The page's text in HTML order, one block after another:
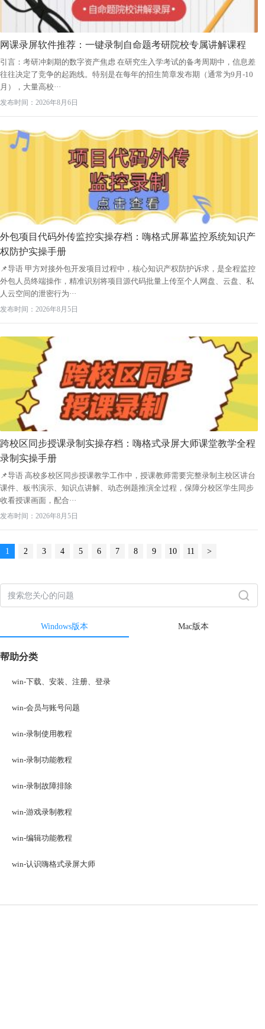
网课录屏软件推荐：一键录制自命题考研院校专属讲解课程
引言：考研冲刺期的数字资产焦虑 在研究生入学考试的备考周期中，信息差
往往决定了竞争的起跑线。特别是在每年的招生简章发布期（通常为9月-10
月），大量高校···
发布时间：2026年8月6日
外包项目代码外传监控实操存档：嗨格式屏幕监控系统知识产
权防护实操手册
📌导语 甲方对接外包开发项目过程中，核心知识产权防护诉求，是全程监控
外包人员终端操作，精准识别将项目源代码批量上传至个人网盘、云盘、私
人云空间的泄密行为···
发布时间：2026年8月5日
跨校区同步授课录制实操存档：嗨格式录屏大师课堂教学全程
录制实操手册
📌导语 高校多校区同步授课教学工作中，授课教师需要完整录制主校区讲台
课件、板书演示、知识点讲解、动态例题推演全过程，保障分校区学生同步
收看授课画面，配合···
发布时间：2026年8月5日
1 2 3 4 5 6 7 8 9 10 11 >
Windows版本 Mac版本
帮助分类
win-下载、安装、注册、登录
win-会员与账号问题
win-录制使用教程
win-录制功能教程
win-录制故障排除
win-游戏录制教程
win-编辑功能教程
win-认识嗨格式录屏大师